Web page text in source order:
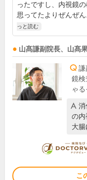
ったですし、内視鏡
思ってたよりぜんぜん
っと読む
山髙謙副院長、 山髙
謙
鏡検
ゃる
消
の内
大
こ